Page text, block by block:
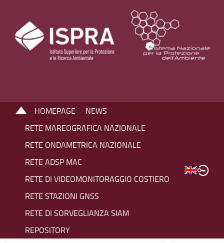
HOMEPAGE
NEWS
RETE MAREOGRAFICA NAZIONALE
RETE ONDAMETRICA NAZIONALE
RETE ADSP MAC
RETE DI VIDEOMONITORAGGIO COSTIERO
RETE STAZIONI GNSS
RETE DI SORVEGLIANZA SIAM
REPOSITORY